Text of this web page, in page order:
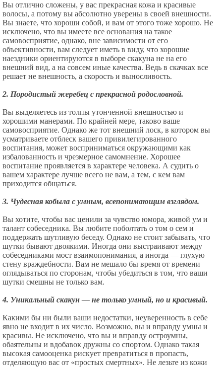
Вы отлично сложены, у вас прекрасная кожа и красивые
волосы, а потому вы абсолютно уверены в своей внешности.
Вы знаете, что хороши собой, и вам от этого тоже хорошо. Не
исключено, что вы имеете все основания на такое
самовосприятие, однако, вне зависимости от его
объективности, вам следует иметь в виду, что хорошие
наездники ориентируются в выборе скакуна не на его
внешний вид, а на совсем иные качества. Ведь в скачках все
решает не внешность, а скорость и выносливость.
2. Породистый жеребец с прекрасной родословной.
Вы выделяетесь из толпы утонченной внешностью и
хорошими манерами. По крайней мере, таково ваше
самовосприятие. Однако же тот внешний лоск, в котором вы
усматриваете отблеск вашего привилегированного
воспитания, может восприниматься окружающими как
избалованность и чрезмерное самомнение. Хорошее
воспитание проявляется в характере человека. А судить о
вашем характере лучше всего не вам, а тем, с кем вам
приходится общаться.
3. Чудесная кобыла с умным, всепонимающим взглядом.
Вы хотите, чтобы вас ценили за чувство юмора, живой ум и
талант собеседника. Вы любите поболтать о том о сем и
поддержать шутливую беседу. Однако не стоит забывать, что
шутки бывают двоякими. Иногда они выстраивают между
собеседниками мост взаимопонимания, а иногда — глухую
стену враждебности. Вам не мешало бы время от времени
оглядываться по сторонам, чтобы убедиться в том, что ваши
шутки смешны не только вам.
4. Уникальный скакун — не только умный, но и красивый.
Какими бы ни были ваши недостатки, неуверенность в себе
явно не входит в их число. Возможно, вы и вправду умны и
красивы. Не исключено, что вы и вправду остроумны,
обаятельны и вдобавок дружны со спортом. Однако такая
высокая самооценка рискует превратиться в пропасть,
отделяющую вас от «простых смертных». Не лезьте из кожи